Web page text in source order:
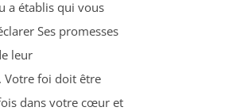
a établis qui vous
Ses promesses
leur
Votre foi doit être
dans votre cœur et